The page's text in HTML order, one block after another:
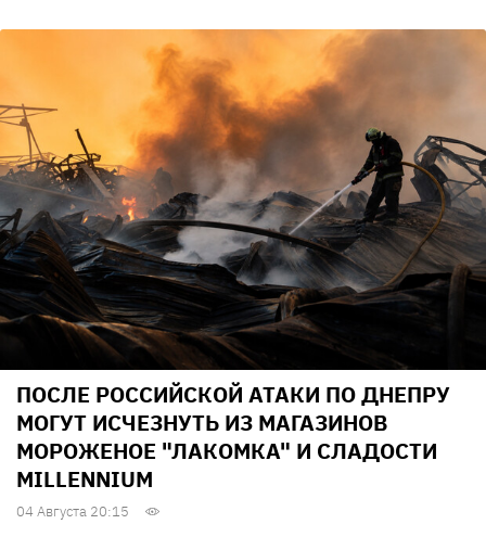
ПОСЛЕ РОССИЙСКОЙ АТАКИ ПО ДНЕПРУ
МОГУТ ИСЧЕЗНУТЬ ИЗ МАГАЗИНОВ
МОРОЖЕНОЕ "ЛАКОМКА" И СЛАДОСТИ
MILLENNIUM
04 Августа 20:15